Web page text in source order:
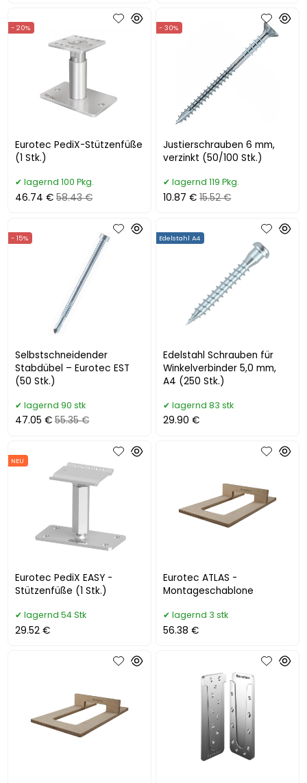
Eurotec PediX-Stützenfüße
(1 Stk.)
- 20%
lagernd 100 Pkg.
46.74 € 58.43 €
Justierschrauben 6 mm,
verzinkt (50/100 Stk.)
- 30%
lagernd 119 Pkg.
10.87 € 15.52 €
Selbstschneidender
Stabdübel – Eurotec EST
(50 Stk.)
- 15%
lagernd 90 stk
47.05 € 55.35 €
Edelstahl Schrauben für
Winkelverbinder 5,0 mm,
A4 (250 Stk.)
Edelstahl A4
lagernd 83 stk
29.90 €
Eurotec PediX EASY -
Stützenfüße (1 Stk.)
NEU
lagernd 54 Stk
29.52 €
Eurotec ATLAS -
Montageschablone
lagernd 3 stk
56.38 €